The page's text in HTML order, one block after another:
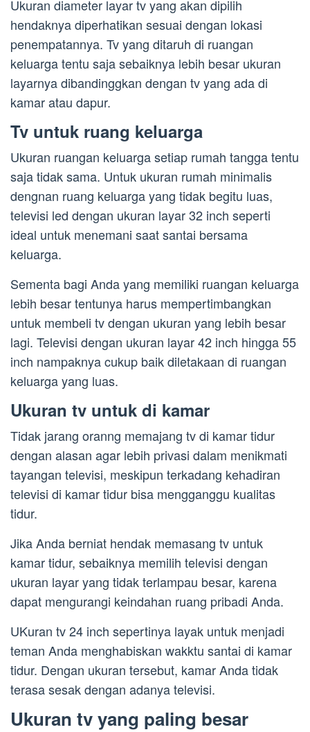
Ukuran diameter layar tv yang akan dipilih
hendaknya diperhatikan sesuai dengan lokasi
penempatannya. Tv yang ditaruh di ruangan
keluarga tentu saja sebaiknya lebih besar ukuran
layarnya dibandinggkan dengan tv yang ada di
kamar atau dapur.
Tv untuk ruang keluarga
Ukuran ruangan keluarga setiap rumah tangga tentu
saja tidak sama. Untuk ukuran rumah minimalis
dengnan ruang keluarga yang tidak begitu luas,
televisi led dengan ukuran layar 32 inch seperti
ideal untuk menemani saat santai bersama
keluarga.
Sementa bagi Anda yang memiliki ruangan keluarga
lebih besar tentunya harus mempertimbangkan
untuk membeli tv dengan ukuran yang lebih besar
lagi. Televisi dengan ukuran layar 42 inch hingga 55
inch nampaknya cukup baik diletakaan di ruangan
keluarga yang luas.
Ukuran tv untuk di kamar
Tidak jarang oranng memajang tv di kamar tidur
dengan alasan agar lebih privasi dalam menikmati
tayangan televisi, meskipun terkadang kehadiran
televisi di kamar tidur bisa mengganggu kualitas
tidur.
Jika Anda berniat hendak memasang tv untuk
kamar tidur, sebaiknya memilih televisi dengan
ukuran layar yang tidak terlampau besar, karena
dapat mengurangi keindahan ruang pribadi Anda.
UKuran tv 24 inch sepertinya layak untuk menjadi
teman Anda menghabiskan wakktu santai di kamar
tidur. Dengan ukuran tersebut, kamar Anda tidak
terasa sesak dengan adanya televisi.
Ukuran tv yang paling besar